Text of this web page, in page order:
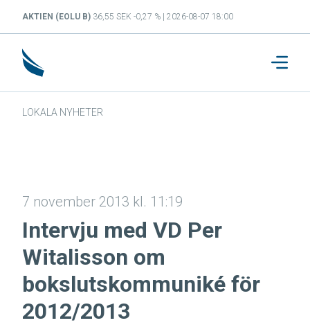
AKTIEN (EOLU B) 36,55 SEK -0,27 % | 2026-08-07 18:00
LOKALA NYHETER
7 november 2013 kl. 11:19
Intervju med VD Per
Witalisson om
bokslutskommuniké för
2012/2013